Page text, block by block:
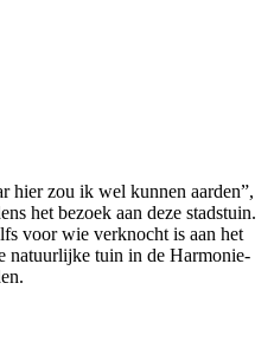
hier zou ik wel kunnen aarden”,
het bezoek aan deze stadstuin.
voor wie verknocht is aan het
natuurlijke tuin in de Harmonie-